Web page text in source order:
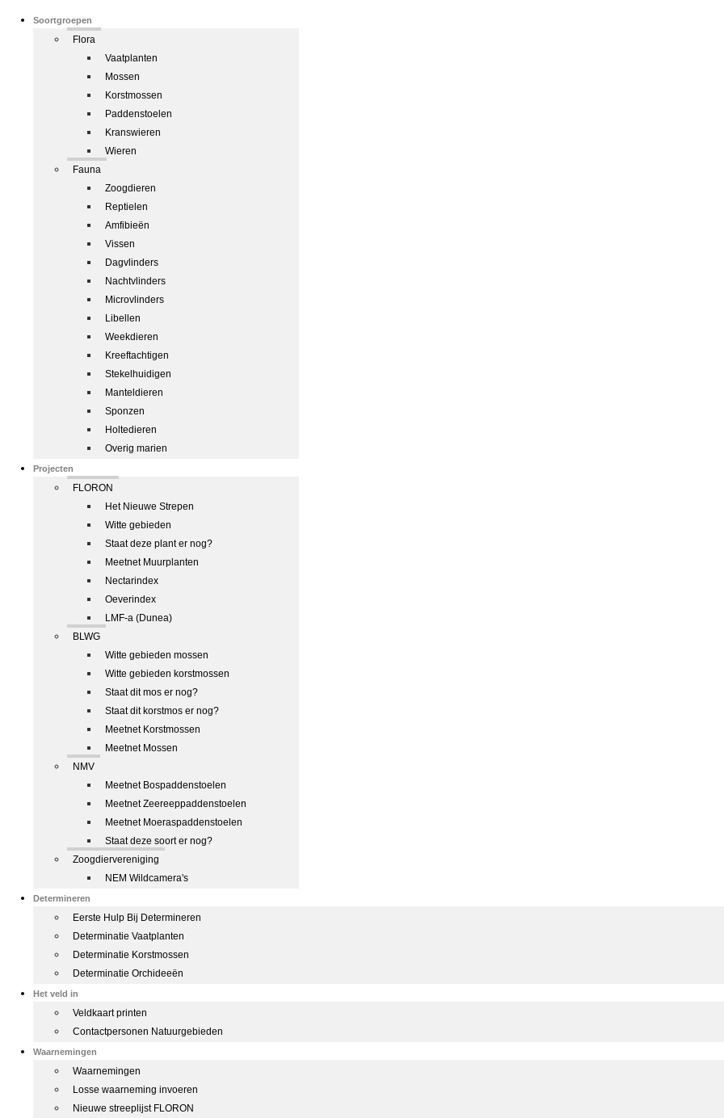
Soortgroepen
Flora
Vaatplanten
Mossen
Korstmossen
Paddenstoelen
Kranswieren
Wieren
Fauna
Zoogdieren
Reptielen
Amfibieën
Vissen
Dagvlinders
Nachtvlinders
Microvlinders
Libellen
Weekdieren
Kreeftachtigen
Stekelhuidigen
Manteldieren
Sponzen
Holtedieren
Overig marien
Projecten
FLORON
Het Nieuwe Strepen
Witte gebieden
Staat deze plant er nog?
Meetnet Muurplanten
Nectarindex
Oeverindex
LMF-a (Dunea)
BLWG
Witte gebieden mossen
Witte gebieden korstmossen
Staat dit mos er nog?
Staat dit korstmos er nog?
Meetnet Korstmossen
Meetnet Mossen
NMV
Meetnet Bospaddenstoelen
Meetnet Zeereeppaddenstoelen
Meetnet Moeraspaddenstoelen
Staat deze soort er nog?
Zoogdiervereniging
NEM Wildcamera's
Determineren
Eerste Hulp Bij Determineren
Determinatie Vaatplanten
Determinatie Korstmossen
Determinatie Orchideeën
Het veld in
Veldkaart printen
Contactpersonen Natuurgebieden
Waarnemingen
Waarnemingen
Losse waarneming invoeren
Nieuwe streeplijst FLORON